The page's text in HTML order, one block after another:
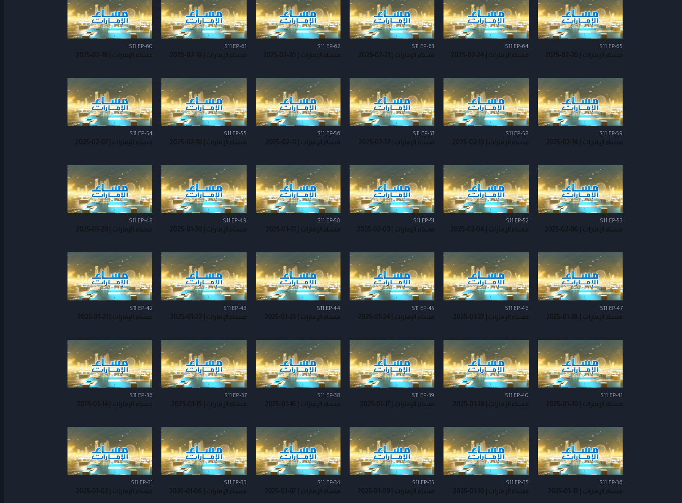
S11 EP-65
مساء الإمارات | 26-02-2025
S11 EP-64
مساء الإمارات | 24-02-2025
S11 EP-63
مساء الإمارات | 21-02-2025
S11 EP-62
مساء الإمارات | 20-02-2025
S11 EP-61
مساء الإمارات | 19-02-2025
S11 EP-60
مساء الإمارات | 18-02-2025
S11 EP-59
مساء الإمارات | 14-02-2025
S11 EP-58
مساء الإمارات | 13-02-2025
S11 EP-57
مساء الإمارات | 12-02-2025
S11 EP-56
مساء الإمارات | 11-02-2025
S11 EP-55
مساء الإمارات | 10-02-2025
S11 EP-54
مساء الإمارات | 07-02-2025
S11 EP-53
مساء الإمارات | 06-02-2025
S11 EP-52
مساء الإمارات | 04-02-2025
S11 EP-51
مساء الإمارات | 03-02-2025
S11 EP-50
مساء الإمارات | 31-01-2025
S11 EP-49
مساء الإمارات | 30-01-2025
S11 EP-48
مساء الإمارات | 29-01-2025
S11 EP-47
مساء الإمارات | 28-01-2025
S11 EP-46
مساء الإمارات | 27-01-2025
S11 EP-45
مساء الإمارات | 24-01-2025
S11 EP-44
مساء الإمارات | 23-01-2025
S11 EP-43
مساء الإمارات | 22-01-2025
S11 EP-42
مساء الإمارات | 21-01-2025
S11 EP-41
مساء الإمارات | 20-01-2025
S11 EP-40
مساء الإمارات | 19-01-2025
S11 EP-39
مساء الإمارات | 17-01-2025
S11 EP-38
مساء الإمارات | 16-01-2025
S11 EP-37
مساء الإمارات | 15-01-2025
S11 EP-36
مساء الإمارات | 14-01-2025
S11 EP-36
مساء الإمارات | 13-01-2025
S11 EP-35
مساء الإمارات | 10-01-2025
S11 EP-35
مساء الإمارات | 09-01-2025
S11 EP-34
مساء الإمارات | 07-01-2025
S11 EP-33
مساء الإمارات | 06-01-2025
S11 EP-31
مساء الإمارات | 02-01-2025